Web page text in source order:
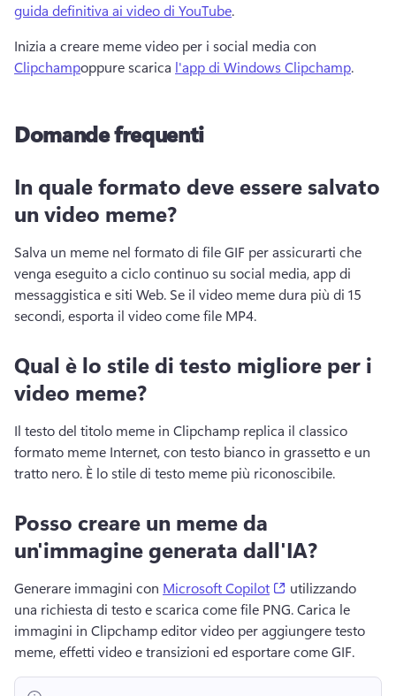
guida definitiva ai video di YouTube.
Inizia a creare meme video per i social media con
Clipchampoppure scarica l'app di Windows Clipchamp.
Domande frequenti
In quale formato deve essere salvato
un video meme?
Salva un meme nel formato di file GIF per assicurarti che
venga eseguito a ciclo continuo su social media, app di
messaggistica e siti Web. Se il video meme dura più di 15
secondi, esporta il video come file MP4.
Qual è lo stile di testo migliore per i
video meme?
Il testo del titolo meme in Clipchamp replica il classico
formato meme Internet, con testo bianco in grassetto e un
tratto nero. È lo stile di testo meme più riconoscibile.
Posso creare un meme da
un'immagine generata dall'IA?
Generare immagini con Microsoft Copilot (opens in a new
utilizzando
una richiesta di testo e scarica come file PNG. Carica le
immagini in Clipchamp editor video per aggiungere testo
meme, effetti video e transizioni ed esportare come GIF.